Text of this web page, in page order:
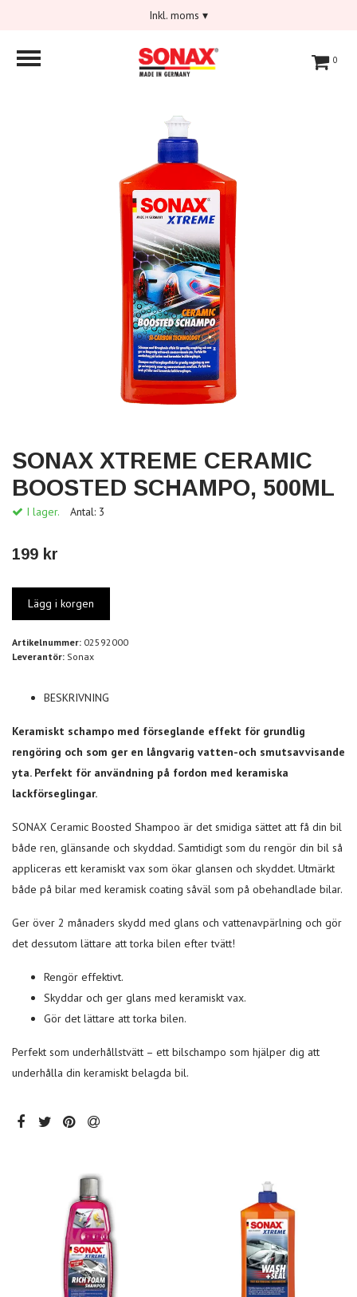
Inkl. moms ▾
0
SONAX XTREME CERAMIC
BOOSTED SCHAMPO, 500ML
I lager. Antal: 3
199 kr
Artikelnummer: 02592000
Leverantör: Sonax
BESKRIVNING
Keramiskt schampo med förseglande effekt för grundlig
rengöring och som ger en långvarig vatten-och smutsavvisande
yta. Perfekt för användning på fordon med keramiska
lackförseglingar.
SONAX Ceramic Boosted Shampoo är det smidiga sättet att få din bil
både ren, glänsande och skyddad. Samtidigt som du rengör din bil så
appliceras ett keramiskt vax som ökar glansen och skyddet. Utmärkt
både på bilar med keramisk coating såväl som på obehandlade bilar.
Ger över 2 månaders skydd med glans och vattenavpärlning och gör
det dessutom lättare att torka bilen efter tvätt!
Rengör effektivt.
Skyddar och ger glans med keramiskt vax.
Gör det lättare att torka bilen.
Perfekt som underhållstvätt – ett bilschampo som hjälper dig att
underhålla din keramiskt belagda bil.